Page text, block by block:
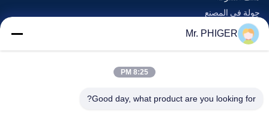
جولة في المصنع
مراقبة الجودة
خريطة الموقع
الأحداث
Mr. PHIGER
8:25 PM
Good day, what product are you looking for?